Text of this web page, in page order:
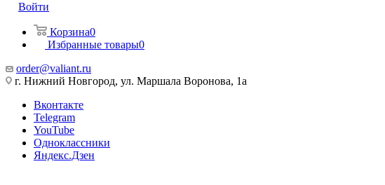
Войти
Корзина0
Избранные товары0
order@valiant.ru
г. Нижний Новгород, ул. Маршала Воронова, 1а
Вконтакте
Telegram
YouTube
Одноклассники
Яндекс.Дзен